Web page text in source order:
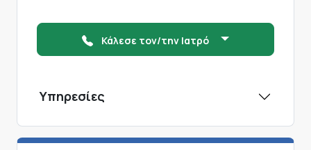
Κάλεσε τον/την Ιατρό
Υπηρεσίες